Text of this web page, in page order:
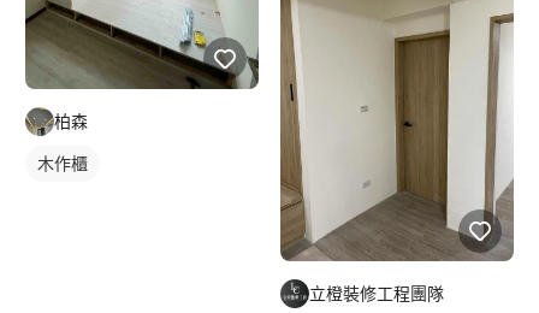
柏森
木作櫃
立橙裝修工程團隊